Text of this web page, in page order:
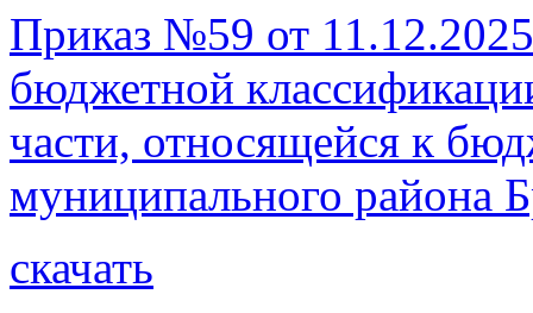
Приказ №59 от
бюджетной
части, относящейся к
муниципального района
скачать